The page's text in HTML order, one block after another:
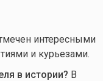
интересными
и курьезами.
в истории? В